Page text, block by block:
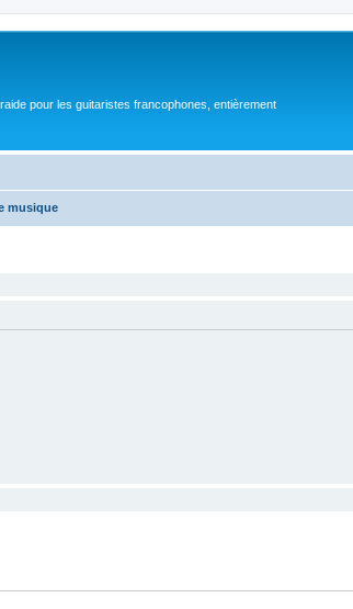
pour les guitaristes francophones, entièrement
musique